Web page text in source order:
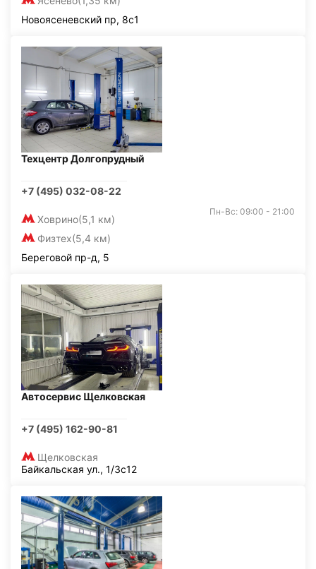
Новоясеневский пр, 8с1
Техцентр Долгопрудный
+7 (495) 032-08-22
Ховрино(5,1 км)
Физтех(5,4 км)
Пн-Вс: 09:00 - 21:00
Береговой пр-д, 5
Автосервис Щелковская
+7 (495) 162-90-81
Щелковская
Байкальская ул., 1/3с12